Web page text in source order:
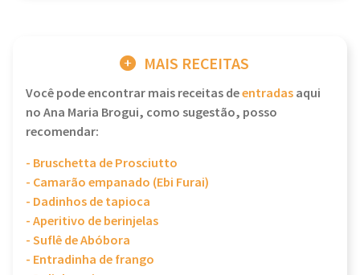
MAIS RECEITAS
Você pode encontrar mais receitas deentradasaqui
no Ana Maria Brogui, como sugestão, posso
recomendar:
- Bruschetta de Prosciutto
- Camarão empanado (Ebi Furai)
- Dadinhos de tapioca
- Aperitivo de berinjelas
- Suflê de Abóbora
- Entradinha de frango